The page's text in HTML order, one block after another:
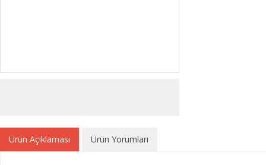
Ürün Açıklaması Ürün Yorumları